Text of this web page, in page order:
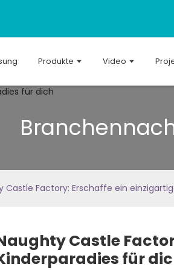
Produkte Video
Castle Factory: Erschaffe ein
Castle
für